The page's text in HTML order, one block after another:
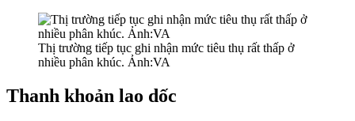
Thị trường tiếp tục ghi nhận mức tiêu thụ rất thấp ở
nhiều phân khúc. Ảnh:VA
Thanh khoản lao dốc